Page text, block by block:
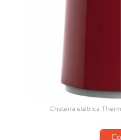
Chaleira elétrica